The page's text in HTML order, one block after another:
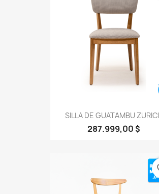
SILLA DE GUATAMBU
287.999,00 $